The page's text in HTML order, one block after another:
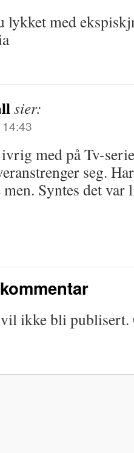
lykket med
sier:
med på Tv-
seg.
Syntes det
ikke bli publisert.